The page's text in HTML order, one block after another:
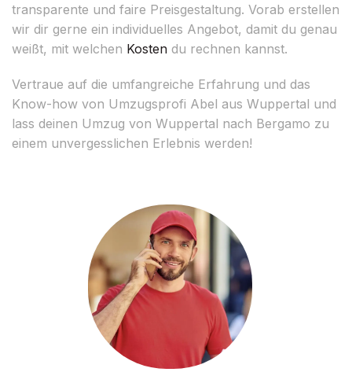
transparente und faire Preisgestaltung. Vorab erstellen
wir dir gerne ein individuelles Angebot, damit du genau
weißt, mit welchen Kosten du rechnen kannst.
Vertraue auf die umfangreiche Erfahrung und das
Know-how von Umzugsprofi Abel aus Wuppertal und
lass deinen Umzug von Wuppertal nach Bergamo zu
einem unvergesslichen Erlebnis werden!